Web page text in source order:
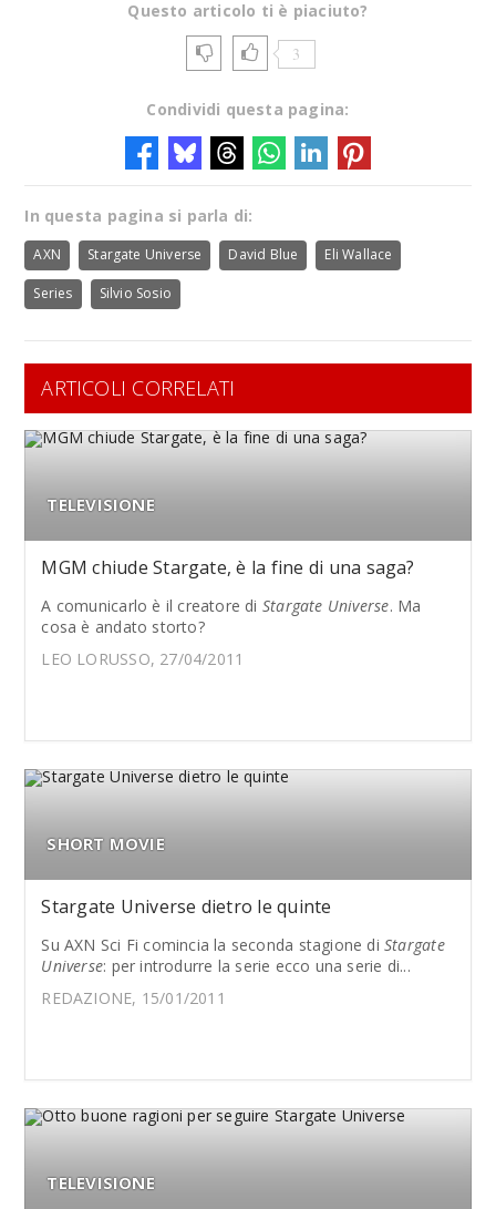
Questo articolo ti è piaciuto?
3
Condividi questa pagina:
In questa pagina si parla di:
AXN Stargate Universe David Blue Eli Wallace
Series Silvio Sosio
ARTICOLI CORRELATI
TELEVISIONE
MGM chiude Stargate, è la fine di una saga?
A comunicarlo è il creatore di Stargate Universe. Ma
cosa è andato storto?
LEO LORUSSO, 27/04/2011
SHORT MOVIE
Stargate Universe dietro le quinte
Su AXN Sci Fi comincia la seconda stagione diStargate
Universe: per introdurre la serie ecco una serie di...
REDAZIONE, 15/01/2011
TELEVISIONE